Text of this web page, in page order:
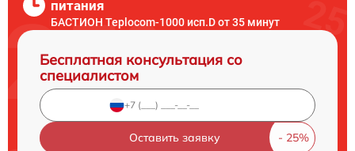
питания
БАСТИОН Teplocom-1000 исп.D от 35 минут
Бесплатная консультация со
специалистом
Оставить заявку